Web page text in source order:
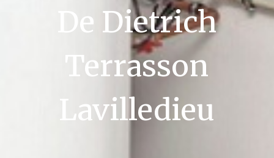
De Dietrich
Terrasson
Lavilledieu